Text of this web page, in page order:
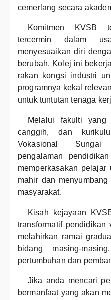
cemerlang secara
Komitmen KVSB
tercermin dalam
menyesuaikan diri
berubah. Kolej ini
rakan kongsi industri
programnya kekal
untuk tuntutan tenaga
Melalui fakulti yang
canggih, dan
Vokasional Sungai
pengalaman
memperkasakan pelajar
mahir dan
masyarakat.
Kisah kejayaan
transformatif
melahirkan ramai
bidang masing-
pertumbuhan dan
Jika anda mencari
bermanfaat yang akan